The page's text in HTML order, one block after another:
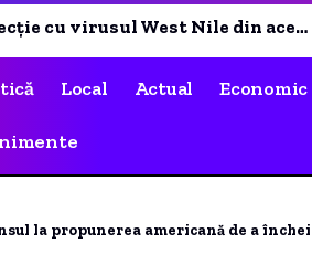
Oana Țoiu, conversație cu ministrul de Externe din Kazahstan: „Am transmis aprecierea noastră pentru reluarea exporturilor de țiței”
Local Actual Economic
la propunerea americană de a încheia